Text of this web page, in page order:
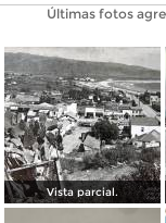
Últimas fotos
Vista parcial.